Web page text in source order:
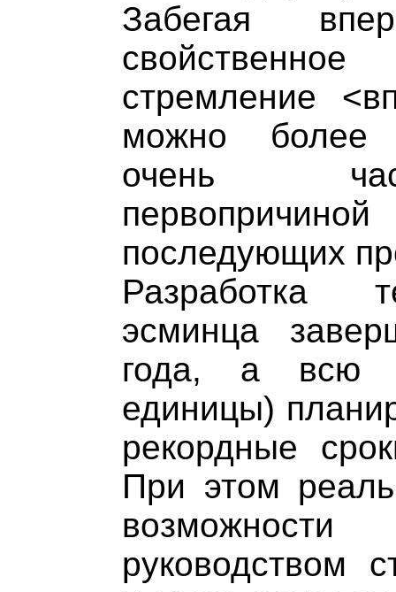
Забегая
стремление
можно более
очень
последующих
Разработка
эсминца
года, а всю
единицы)
рекордные
При этом
руководством